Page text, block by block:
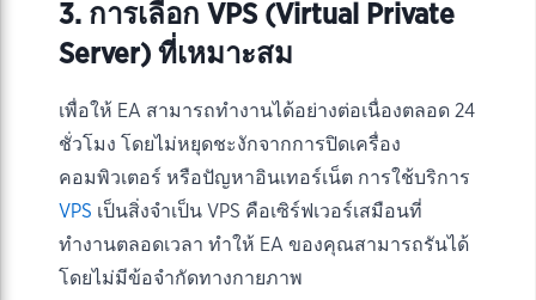
3. การเลือก VPS (Virtual Private
Server) ที่เหมาะสม
เพื่อให้ EA สามารถทำงานได้อย่างต่อเนื่องตลอด 24
ชั่วโมง โดยไม่หยุดชะงักจากการปิดเครื่อง
คอมพิวเตอร์ หรือปัญหาอินเทอร์เน็ต การใช้บริการ
VPS เป็นสิ่งจำเป็น VPS คือเซิร์ฟเวอร์เสมือนที่
ทำงานตลอดเวลา ทำให้ EA ของคุณสามารถรันได้
โดยไม่มีข้อจำกัดทางกายภาพ